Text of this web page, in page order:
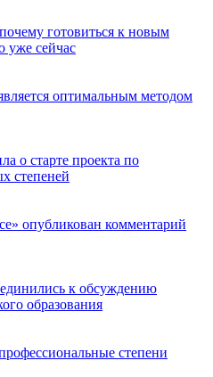
готовиться к новым
уже сейчас
оптимальным методом
о старте проекта по
степеней
опубликован комментарий
к обсуждению
образования
степени